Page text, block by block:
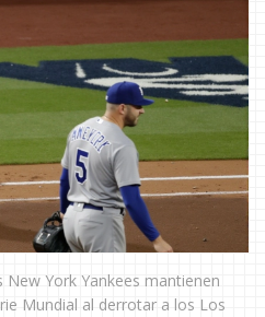
York Yankees mantienen
Mundial al derrotar a los Los